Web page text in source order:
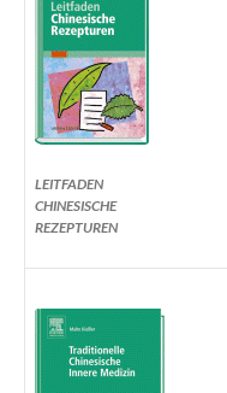
LEITFADEN
CHINESISCHE
REZEPTUREN